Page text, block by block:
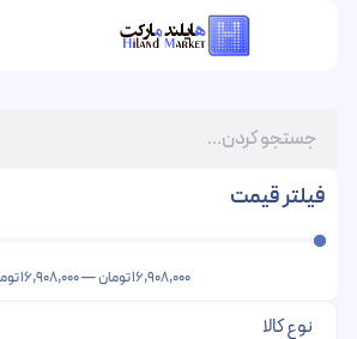
فیلتر قیمت
16,908,000تومان—
16,908,000تومان